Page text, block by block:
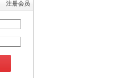
注册会员